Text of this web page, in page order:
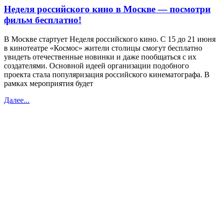
Неделя российского кино в Москве — посмотри
фильм бесплатно!
В Москве стартует Неделя российского кино. С 15 до 21 июня
в кинотеатре «Космос» жители столицы смогут бесплатно
увидеть отечественные новинки и даже пообщаться с их
создателями. Основной идеей организации подобного
проекта стала популяризация российского кинематографа. В
рамках мероприятия будет
Далее...